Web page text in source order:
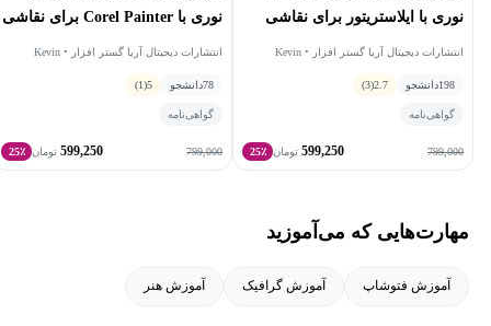
نوری با ایلاستریتور برای نقاشی
دیجیتال
انتشارات دیجیتال آریا گستر افزار • Kevin
198دانشجو 2.7
(3)
گواهی‌نامه
799,000
599,250 تومان 25٪
نوری با Corel Painter برای نقاشی
دیجیتال
انتشارات دیجیتال آریا گستر افزار • Kevin
78دانشجو 5
(1)
گواهی‌نامه
799,000
599,250 تومان 25٪
مهارت‌هایی که می‌آموزید
آموزش فتوشاپ آموزش گرافیک آموزش هنر